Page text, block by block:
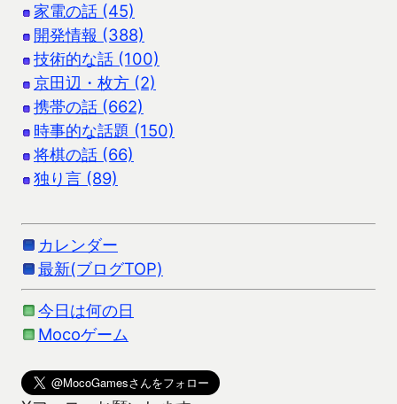
家電の話 (45)
開発情報 (388)
技術的な話 (100)
京田辺・枚方 (2)
携帯の話 (662)
時事的な話題 (150)
将棋の話 (66)
独り言 (89)
カレンダー
最新(ブログTOP)
今日は何の日
Mocoゲーム